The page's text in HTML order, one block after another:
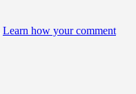
Learn how your comment